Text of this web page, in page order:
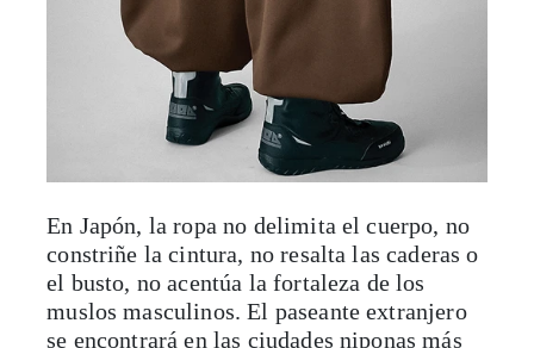
En Japón, la ropa no delimita el cuerpo, no
constriñe la cintura, no resalta las caderas o
el busto, no acentúa la fortaleza de los
muslos masculinos. El paseante extranjero
se encontrará en las ciudades niponas más